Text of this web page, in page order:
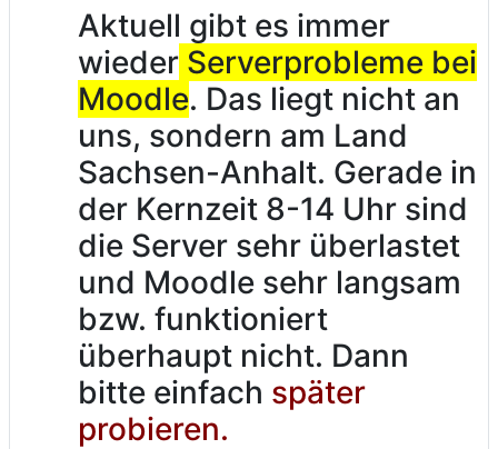
Aktuell gibt es immer
wieder Serverprobleme bei
Moodle. Das liegt nicht an
uns, sondern am Land
Sachsen-Anhalt. Gerade in
der Kernzeit 8-14 Uhr sind
die Server sehr überlastet
und Moodle sehr langsam
bzw. funktioniert
überhaupt nicht. Dann
bitte einfach später
probieren.